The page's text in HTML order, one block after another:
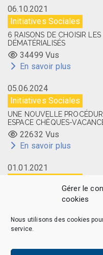
Gérer le
cookies
Nous utilisons des cookies
service.
06.10.2021
Initiatives Sociales
6 RAISONS DE CHOISIR
DÉMATÉRIALISÉS
34499 Vus
En savoir plus
05.06.2024
Initiatives Sociales
UNE NOUVELLE
ESPACE CHÈQUES-
22632 Vus
En savoir plus
01.01.2021
LA CARTE MEMBRE CAES
En savoir plus